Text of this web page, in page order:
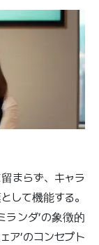
まらず、キャラ
して機能する。
ランダ’の象徴的
ア’のコンセプト